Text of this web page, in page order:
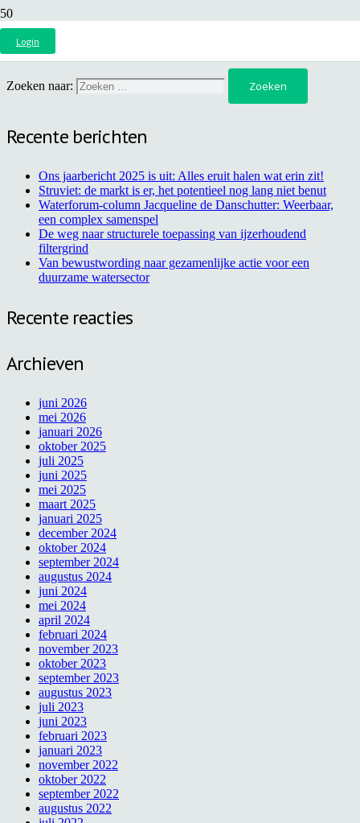
Login
CO₂ uit het waterschap. Groeikracht in de kas!
Zoeken naar:
Recente berichten
Ons jaarbericht 2025 is uit: Alles eruit halen wat erin zit!
Struviet: de markt is er, het potentieel nog lang niet benut
Waterforum-column Jacqueline de Danschutter: Weerbaar,
een complex samenspel
De weg naar structurele toepassing van ijzerhoudend
filtergrind
Van bewustwording naar gezamenlijke actie voor een
duurzame watersector
Recente reacties
Archieven
juni 2026
mei 2026
januari 2026
oktober 2025
juli 2025
juni 2025
mei 2025
maart 2025
januari 2025
december 2024
oktober 2024
september 2024
augustus 2024
juni 2024
mei 2024
april 2024
februari 2024
november 2023
oktober 2023
september 2023
augustus 2023
juli 2023
juni 2023
februari 2023
januari 2023
november 2022
oktober 2022
september 2022
augustus 2022